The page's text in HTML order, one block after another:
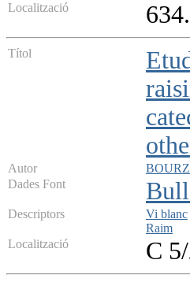
Localització
Títol
Autor
Dades Font
Descriptors Vi blanc
Raim
Localització
C